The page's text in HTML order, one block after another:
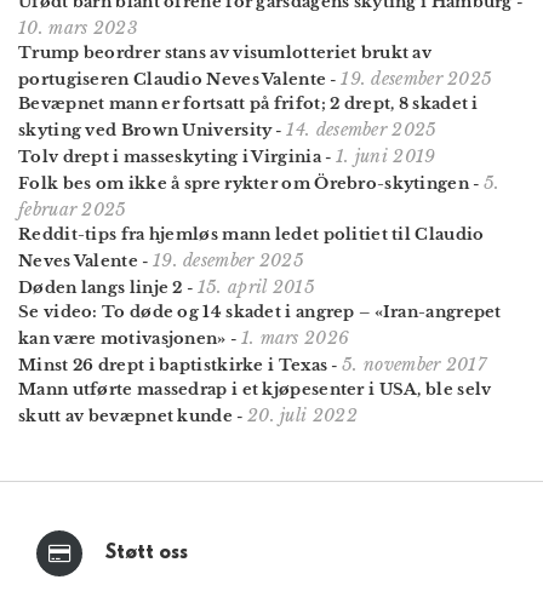
10. mars 2023
Trump beordrer stans av visumlotteriet brukt av
portugiseren Claudio Neves Valente -19. desember 2025
Bevæpnet mann er fortsatt på frifot; 2 drept, 8 skadet i
skyting ved Brown University-14. desember 2025
Tolv drept i masseskyting i Virginia- 1. juni 2019
Folk bes om ikke å spre rykter om Örebro-skytingen- 5.
februar 2025
Reddit-tips fra hjemløs mann ledet politiet til Claudio
Neves Valente - 19. desember 2025
Døden langs linje 2 - 15. april 2015
Se video: To døde og 14 skadet i angrep – «Iran-angrepet
kan være motivasjonen» - 1. mars 2026
Minst 26 drept i baptistkirke i Texas -5. november 2017
Mann utførte massedrap i et kjøpesenter i USA, ble selv
skutt av bevæpnet kunde - 20. juli 2022
Støtt oss